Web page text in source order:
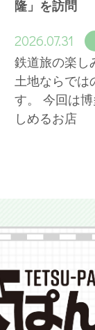
隆」を訪問
2026.07.31
鉄道旅の楽し
土地ならでは
す。 今回は
しめるお店